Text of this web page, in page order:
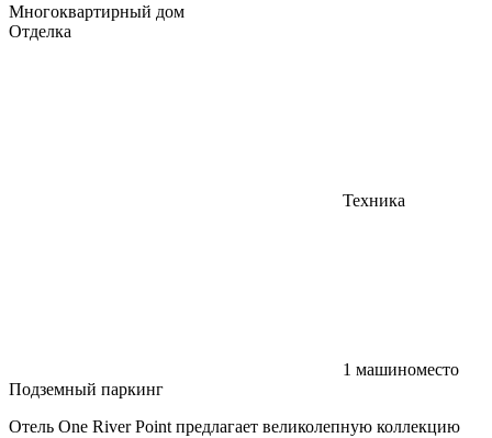
Многоквартирный дом
Отделка
Техника
1 машиноместо
Подземный паркинг
Отель One River Point предлагает великолепную коллекцию